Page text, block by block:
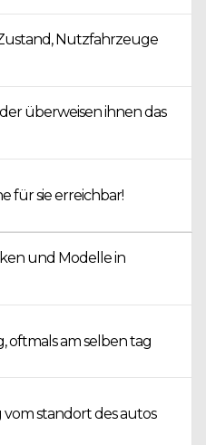
Nutzfahrzeuge
überweisen ihnen das
für sie erreichbar!
und Modelle in
, oftmals am selben tag
vom standort des autos